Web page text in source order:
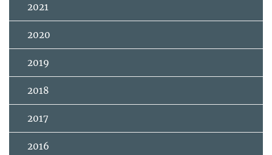
2021
2020
2019
2018
2017
2016